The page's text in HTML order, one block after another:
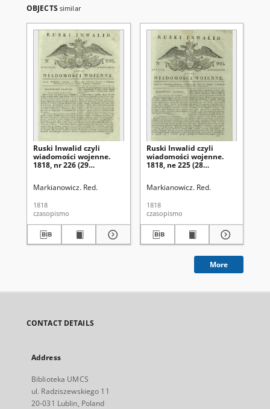
OBJECTS similar
Ruski Inwalid czyli
wiadomości wojenne.
1818, nr 226 (29
Markianowicz. Red.
1818
czasopismo
Ruski Inwalid czyli
wiadomości wojenne.
1818, ne 225 (28
Markianowicz. Red.
1818
czasopismo
More
CONTACT DETAILS
Address
Biblioteka UMCS
ul. Radziszewskiego 11
20-031 Lublin, Poland